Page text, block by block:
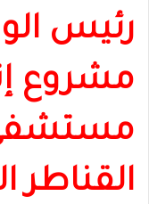
رئيس
مشروع
القناطر